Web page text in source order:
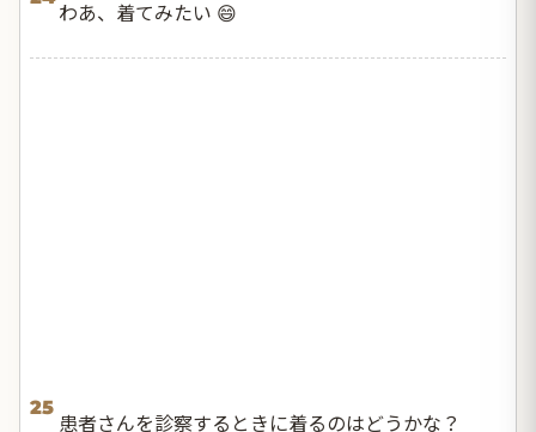
わあ、着てみたい 😄
25
患者さんを診察するときに着るのはどうかな？